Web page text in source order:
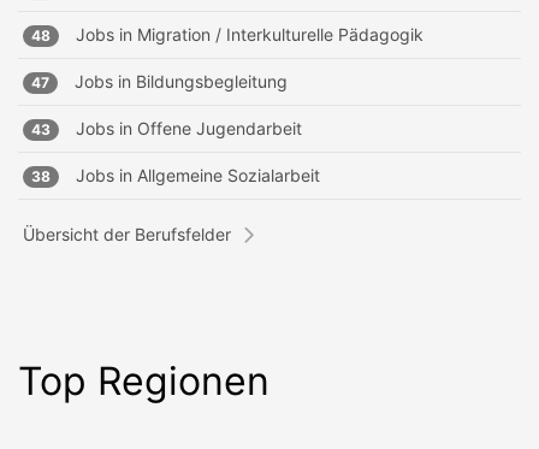
48 Jobs in Migration / Interkulturelle Pädagogik
47 Jobs in Bildungsbegleitung
43 Jobs in Offene Jugendarbeit
38 Jobs in Allgemeine Sozialarbeit
Übersicht der Berufsfelder
Top Regionen